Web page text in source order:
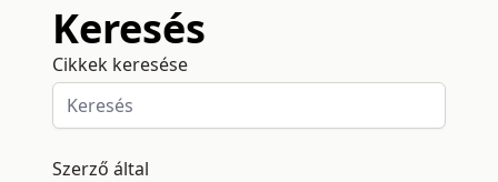
Keresés
Cikkek keresése
Szerző által